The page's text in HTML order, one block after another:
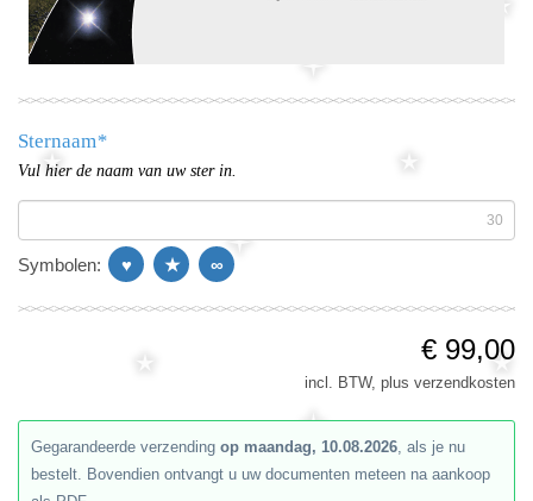
Sternaam*
Vul hier de naam van uw ster in.
30
Symbolen: ♥ ★ ∞
€ 99,00
incl. BTW, plus verzendkosten
Gegarandeerde verzending op maandag, 10.08.2026, als je nu
bestelt. Bovendien ontvangt u uw documenten meteen na aankoop